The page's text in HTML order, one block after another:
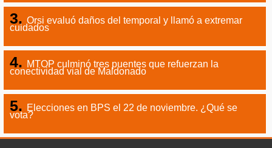
Orsi evaluó daños del temporal y llamó a extremar
cuidados
MTOP culminó tres puentes que refuerzan la
conectividad vial de Maldonado
Elecciones en BPS el 22 de noviembre. ¿Qué se
vota?